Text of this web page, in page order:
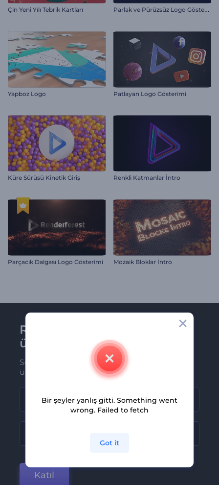
Çin Yeni Yılı Tebrik Kartları P
arlak ve Pürüzsüz Logo Gösterimi
Yapboz Logo Patlayan Logo Gösterimi
Küre Sürüsü Kinetik Giriş Renkli Katmanlar İntro
Parçacık Dalgası Logo Gösterimi Mozaik Bloklar İntro
Renderforest bültenine
üye olun
Son haber ve tekliflerimiz ilk olarak size
ulaşsın
Katıl
Bir şeyler yanlış gitti. Something went
wrong. Failed to fetch
Got it